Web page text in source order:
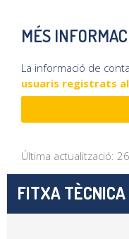
MÉS
La informació de
usuaris registrats
Última actualització:
FITXA TÈCNICA